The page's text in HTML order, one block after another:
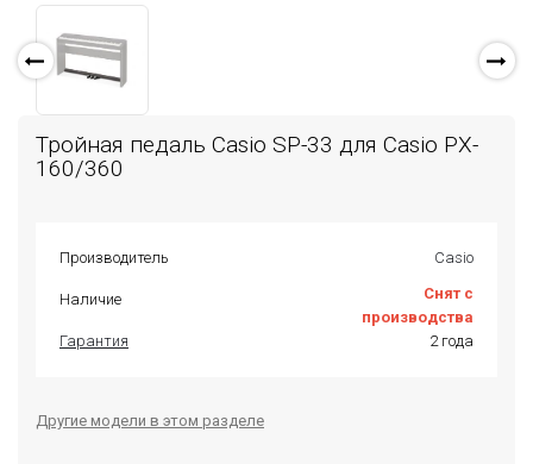
Тройная педаль Casio SP-33 для Casio PX-
160/360
Производитель Casio
Наличие
Снят с
производства
Гарантия
2 года
Другие модели в этом разделе